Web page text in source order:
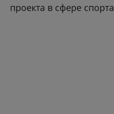
проекта в сфере спорта